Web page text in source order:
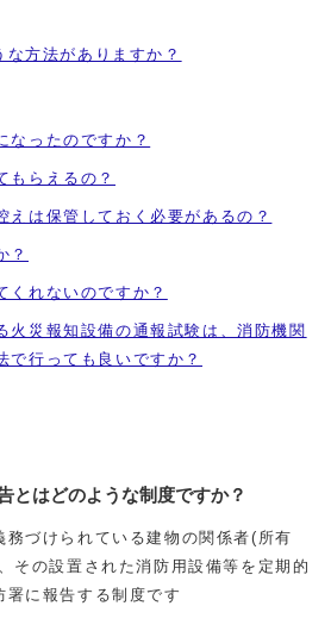
方法がありますか？
なったのですか？
もらえるの？
えは保管しておく必要があるの？
？
くれないのですか？
火災報知設備の通報試験は、消防機関
で行っても良いですか？
とはどのような制度ですか？
務づけられている建物の関係者(所有
その設置された消防用設備等を定期的
署に報告する制度です